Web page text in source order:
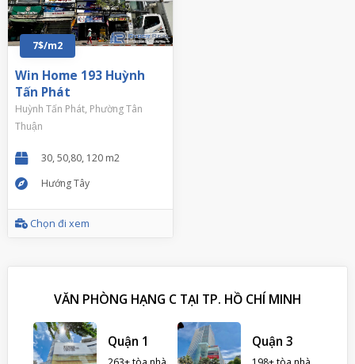
7$/m2
Win Home 193 Huỳnh
Tấn Phát
Huỳnh Tấn Phát, Phường Tân
Thuận
30, 50,80, 120 m2
Hướng Tây
Chọn đi xem
VĂN PHÒNG HẠNG C TẠI TP. HỒ CHÍ MINH
Quận 1 Quận 3